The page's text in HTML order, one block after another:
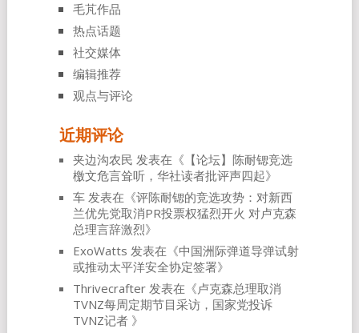
毛芃作品
热点话题
社交媒体
编辑推荐
观点与评论
近期评论
夹边沟农民 发表在《 【论坛】陈耐锶竞选
檄文危言耸听，华社读者批评声四起》
车发表在《评陈耐锶的竞选攻势：对新西
兰优先党取消PR投票权猛烈开火 对卢克森
总理言辞激烈》
ExoWatts 发表在《中国洲际弹道导弹试射
或推动太平洋安全协定签署》
Thrivecrafter发表在《卢克森总理取消
TVNZ每周定期节目采访，国家党投诉
TVNZ记者 》